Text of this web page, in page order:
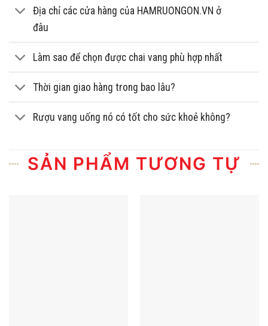
Địa chỉ các cửa hàng của HAMRUONGON.VN ở
đâu
Làm sao để chọn được chai vang phù hợp nhất
Thời gian giao hàng trong bao lâu?
Rượu vang uống nó có tốt cho sức khoẻ không?
SẢN PHẨM TƯƠNG TỰ